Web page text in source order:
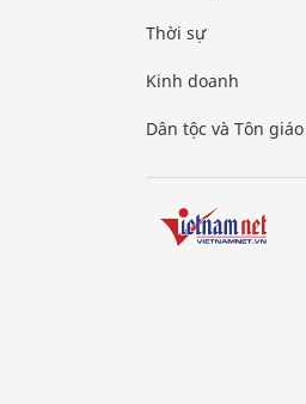
Thời sự
Kinh doanh
Dân tộc và Tôn giáo